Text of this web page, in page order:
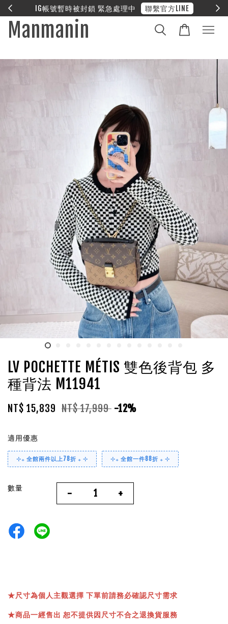
❤︎ 全館滿兩萬享免運
Manmanin
LV POCHETTE MÉTIS 雙色後背包 多
種背法 M11941
NT$ 15,839 NT$ 17,999 -12%
適用優惠
⊹₊ 全館兩件以上78折 ₊ ⊹ ⊹₊ 全館一件88折 ₊ ⊹
數量 - +
★尺寸為個人主觀選擇 下單前請務必確認尺寸需求
★商品一經售出 恕不提供因尺寸不合之退換貨服務